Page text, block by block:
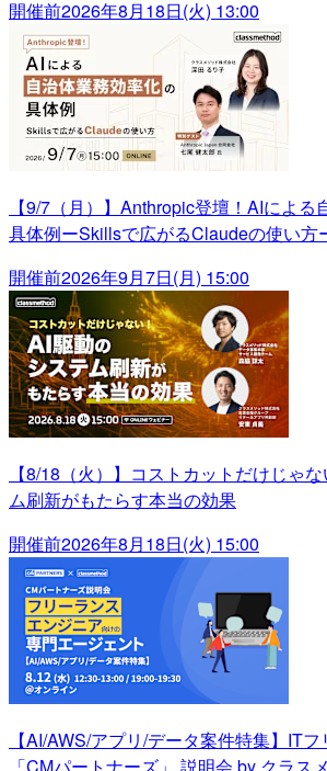
開催前2026年8月18日(火) 13:00
【9/7（月）】Anthropic登壇！AIによ
具体例ーSkillsで広がるClaudeの使い方
開催前2026年9月7日(月) 15:00
【8/18（火）】コストカットだけじゃ
ム刷新がもたらす本当の効果
開催前2026年8月18日(火) 15:00
【AI/AWS/アプリ/データ案件特集】IT
「CMパートナーズ」 説明会 by クラス